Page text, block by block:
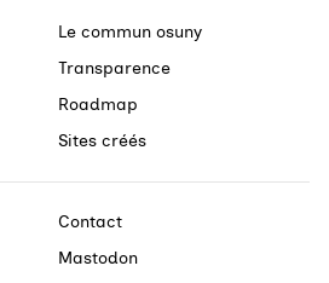
Le commun osuny
Transparence
Roadmap
Sites créés
Contact
Mastodon